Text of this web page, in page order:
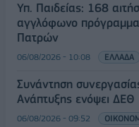
Υπ. Παιδείας: 168
αγγλόφωνο πρόγραμμα
Πατρών
06/08/2026 - 10:08 ΕΛΛΑΔΑ
Συνάντηση
Ανάπτυξης ενόψει ΔΕΘ
06/08/2026 - 09:52